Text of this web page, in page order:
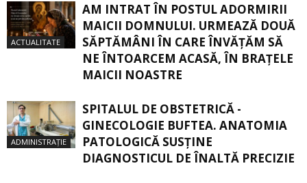
ACTUALITATE
AM INTRAT ÎN POSTUL ADORMIRII
MAICII DOMNULUI. URMEAZĂ DOUĂ
SĂPTĂMÂNI ÎN CARE ÎNVĂŢĂM SĂ
NE ÎNTOARCEM ACASĂ, ÎN BRAŢELE
MAICII NOASTRE
ADMINISTRAȚIE
SPITALUL DE OBSTETRICĂ -
GINECOLOGIE BUFTEA. ANATOMIA
PATOLOGICĂ SUSŢINE
DIAGNOSTICUL DE ÎNALTĂ PRECIZIE